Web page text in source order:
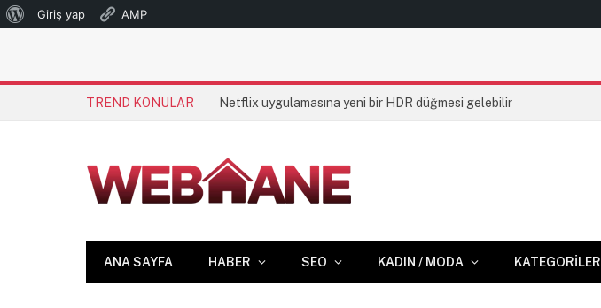
WordPress
Giriş yap AMP
TREND KONULAR Netflix uygulamasına yeni bir HDR düğmesi gelebilir
ANA SAYFA HABER SEO KADIN / MODA KATEGORILER